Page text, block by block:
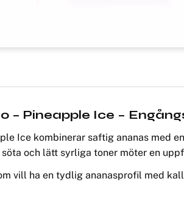
– Pineapple Ice –
Ice kombinerar saftig ananas med
och lätt syrliga toner möter en
vill ha en tydlig ananasprofil med